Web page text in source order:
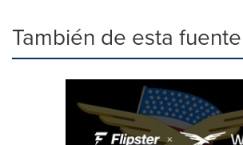
También de esta fuente